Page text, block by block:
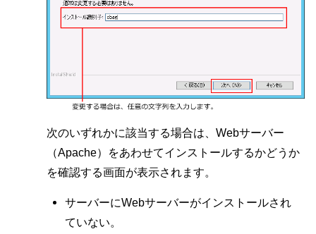
次のいずれかに該当する場合は、Webサーバー
（Apache）をあわせてインストールするかどうか
を確認する画面が表示されます。
サーバーにWebサーバーがインストールされ
ていない。